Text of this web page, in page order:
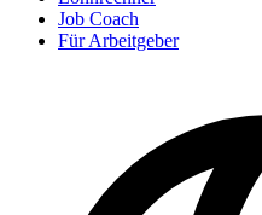
Job Coach
Für Arbeitgeber